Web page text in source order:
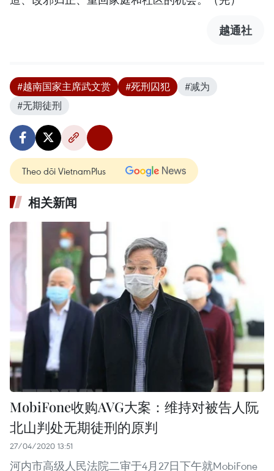
越通社
#越南国家主席武文赏 #死刑囚犯
#减为
#无期徒刑
Theo dõi VietnamPlus
相关新闻
MobiFone收购AVG大案：维持对被告人阮
北山判处无期徒刑的原判
27/04/2020 13:51
河内市高级人民法院二审于4月27日下午就MobiFone